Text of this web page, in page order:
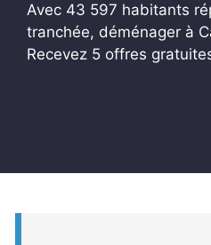
Avec 43 597 habitants
tranchée, déménager à
Recevez 5 offres